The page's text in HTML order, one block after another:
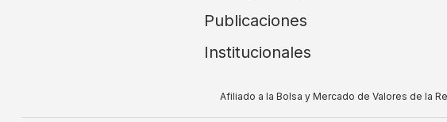
Publicaciones
Institucionales
Afiliado a la Bolsa y Mercado de Valores de la